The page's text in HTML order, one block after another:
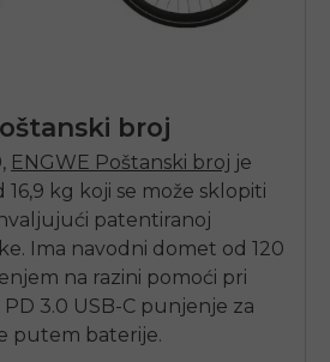
broj
ENGWE Poštanski broj je
kg koji se može sklopiti
patentiranoj
Ima navodni domet od 120
na razini pomoći pri
PD 3.0 USB-C punjenje za
putem baterije.